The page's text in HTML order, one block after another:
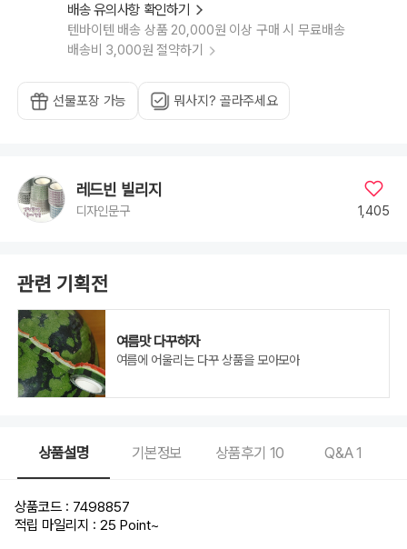
배송 유의사항 확인하기
텐바이텐 배송 상품 20,000원 이상 구매 시 무료배송
배송비 3,000원 절약하기
선물포장 가능 뭐사지? 골라주세요
레드빈 빌리지
디자인문구 1,405
관련 기획전
여름맛 다꾸하자
여름에 어울리는 다꾸 상품을 모아모아
상품설명 기본정보 상품후기 10 Q&A1
상품코드 : 7498857
적립 마일리지 : 25 Point~